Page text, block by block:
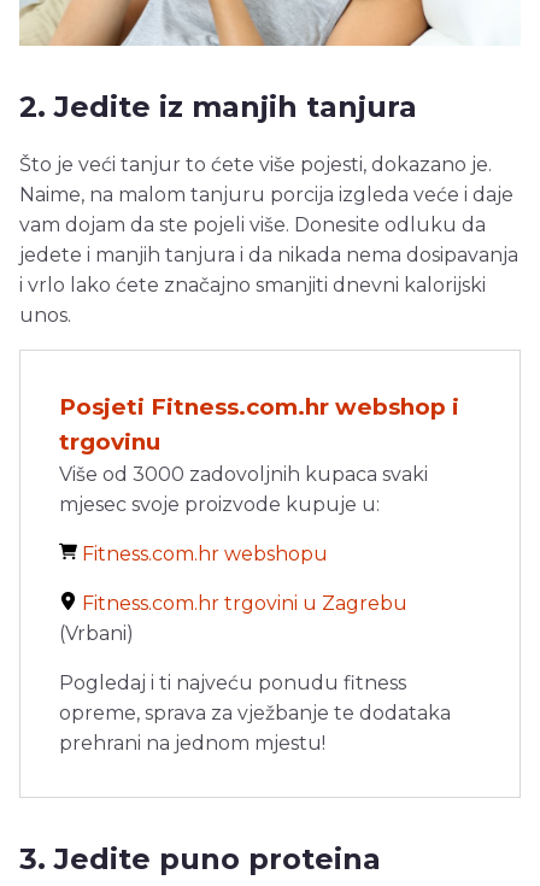
2. Jedite iz manjih tanjura
Što je veći tanjur to ćete više pojesti, dokazano je.
Naime, na malom tanjuru porcija izgleda veće i daje
vam dojam da ste pojeli više. Donesite odluku da
jedete i manjih tanjura i da nikada nema dosipavanja
i vrlo lako ćete značajno smanjiti dnevni kalorijski
unos.
Posjeti Fitness.com.hr webshop i
trgovinu
Više od 3000 zadovoljnih kupaca svaki
mjesec svoje proizvode kupuje u:
Fitness.com.hr webshopu
Fitness.com.hr trgovini u Zagrebu
(Vrbani)
Pogledaj i ti najveću ponudu fitness
opreme, sprava za vježbanje te dodataka
prehrani na jednom mjestu!
3. Jedite puno proteina